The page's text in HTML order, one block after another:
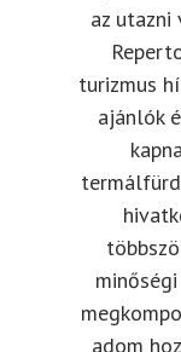
az utazni
turizmus
ajánlók
adom